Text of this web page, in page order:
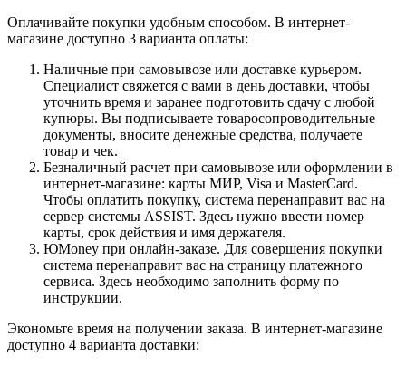
Оплачивайте покупки удобным способом. В интернет-
магазине доступно 3 варианта оплаты:
Наличные при самовывозе или доставке курьером.
Специалист свяжется с вами в день доставки, чтобы
уточнить время и заранее подготовить сдачу с любой
купюры. Вы подписываете товаросопроводительные
документы, вносите денежные средства, получаете
товар и чек.
Безналичный расчет при самовывозе или оформлении в
интернет-магазине: карты МИР, Visa и MasterCard.
Чтобы оплатить покупку, система перенаправит вас на
сервер системы ASSIST. Здесь нужно ввести номер
карты, срок действия и имя держателя.
ЮMoney при онлайн-заказе. Для совершения покупки
система перенаправит вас на страницу платежного
сервиса. Здесь необходимо заполнить форму по
инструкции.
Экономьте время на получении заказа. В интернет-магазине
доступно 4 варианта доставки: